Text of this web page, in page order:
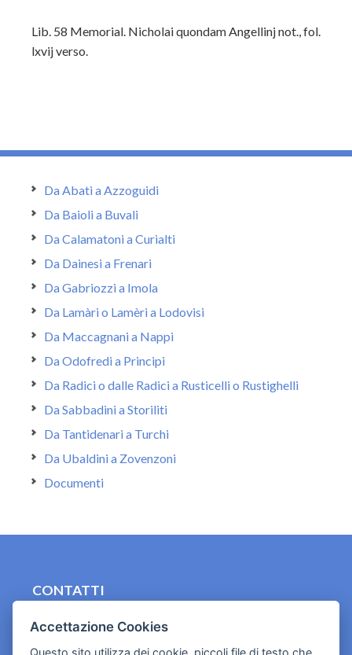
Lib. 58 Memorial. Nicholai quondam Angellinj not., fol.
lxvij verso.
Da Abati a Azzoguidi
Da Baioli a Buvali
Da Calamatoni a Curialti
Da Dainesi a Frenari
Da Gabriozzi a Imola
Da Lamàri o Lamèri a Lodovisi
Da Maccagnani a Nappi
Da Odofredi a Principi
Da Radici o dalle Radici a Rusticelli o Rustighelli
Da Sabbadini a Storiliti
Da Tantidenari a Turchi
Da Ubaldini a Zovenzoni
Documenti
CONTATTI
Cookies e informativa privacy
Accettazione Cookies
Questo sito utilizza dei cookie, piccoli file di testo che